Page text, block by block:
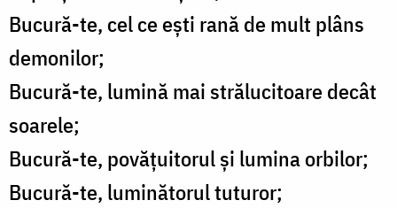
Bucură-te, cel ce eşti rană de mult plâns
demonilor;
Bucură-te, lumină mai strălucitoare decât
soarele;
Bucură-te, povăţuitorul şi lumina orbilor;
Bucură-te, luminătorul tuturor;